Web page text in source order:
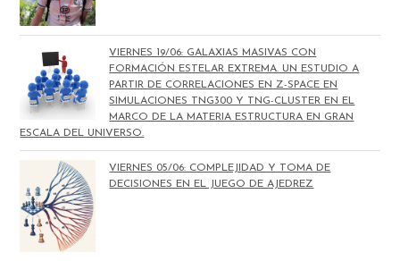
VIERNES 19/06: GALAXIAS MASIVAS CON
FORMACIÓN ESTELAR EXTREMA. UN ESTUDIO A
PARTIR DE CORRELACIONES EN Z-SPACE EN
SIMULACIONES TNG300 Y TNG-CLUSTER EN EL
MARCO DE LA MATERIA ESTRUCTURA EN GRAN
ESCALA DEL UNIVERSO.
VIERNES 05/06: COMPLEJIDAD Y TOMA DE
DECISIONES EN EL JUEGO DE AJEDREZ